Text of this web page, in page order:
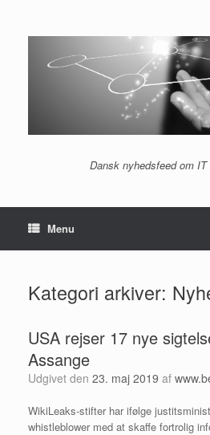
indhold
Dansk nyhedsfeed om
Menu
Kategori arkiver:
USA rejser 17 nye
Assange
Udgivet den 23. maj 2019 af
WikiLeaks-stifter har ifølge
whistleblower med at skaffe fortrolig